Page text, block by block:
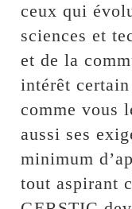
ceux qui
sciences et
et de la
intérêt
comme vous
aussi ses
minimum
tout aspirant